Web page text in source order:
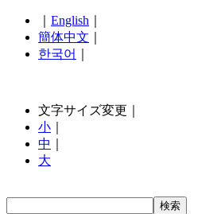
English
簡体中文
한국어
文字サイズ変更｜
小
中
大